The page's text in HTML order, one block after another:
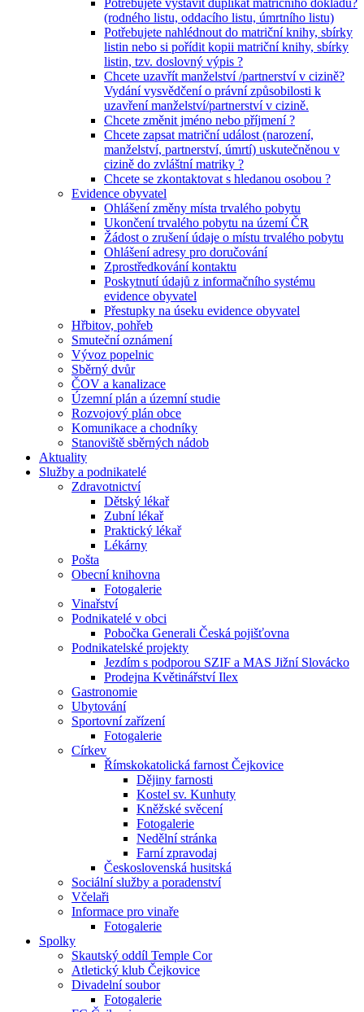
Potřebujete vystavit duplikát matričního dokladu?
(rodného listu, oddacího listu, úmrtního listu)
Potřebujete nahlédnout do matriční knihy, sbírky
listin nebo si pořídit kopii matriční knihy, sbírky
listin, tzv. doslovný výpis ?
Chcete uzavřít manželství /partnerství v cizině?
Vydání vysvědčení o právní způsobilosti k
uzavření manželství/partnerství v cizině.
Chcete změnit jméno nebo příjmení ?
Chcete zapsat matriční událost (narození,
manželství, partnerství, úmrtí) uskutečněnou v
cizině do zvláštní matriky ?
Chcete se zkontaktovat s hledanou osobou ?
Evidence obyvatel
Ohlášení změny místa trvalého pobytu
Ukončení trvalého pobytu na území ČR
Žádost o zrušení údaje o místu trvalého pobytu
Ohlášení adresy pro doručování
Zprostředkování kontaktu
Poskytnutí údajů z informačního systému
evidence obyvatel
Přestupky na úseku evidence obyvatel
Hřbitov, pohřeb
Smuteční oznámení
Vývoz popelnic
Sběrný dvůr
ČOV a kanalizace
Územní plán a územní studie
Rozvojový plán obce
Komunikace a chodníky
Stanoviště sběrných nádob
Aktuality
Služby a podnikatelé
Zdravotnictví
Dětský lékař
Zubní lékař
Praktický lékař
Lékárny
Pošta
Obecní knihovna
Fotogalerie
Vinařství
Podnikatelé v obci
Pobočka Generali Česká pojišťovna
Podnikatelské projekty
Jezdím s podporou SZIF a MAS Jižní Slovácko
Prodejna Květinářství Ilex
Gastronomie
Ubytování
Sportovní zařízení
Fotogalerie
Církev
Římskokatolická farnost Čejkovice
Dějiny farnosti
Kostel sv. Kunhuty
Kněžské svěcení
Fotogalerie
Nedělní stránka
Farní zpravodaj
Československá husitská
Sociální služby a poradenství
Včelaři
Informace pro vinaře
Fotogalerie
Spolky
Skautský oddíl Temple Cor
Atletický klub Čejkovice
Divadelní soubor
Fotogalerie